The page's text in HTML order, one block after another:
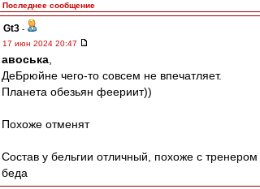
Последнее сообщение
Gt3 -
17 июн 2024 20:47
авоська
ДеБрюйне чего-то совсем не впечатляет.
Планета обезьян феериит))
Похоже отменят
Состав у бельгии отличный, похоже с тренером
беда